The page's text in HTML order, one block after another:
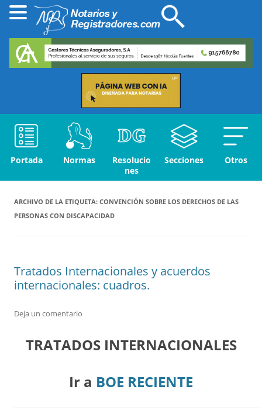
Portada Normas
Resolucio
nes
Secciones Otros
ARCHIVO DE LA ETIQUETA: CONVENCIÓN SOBRE LOS DERECHOS DE LAS
PERSONAS CON DISCAPACIDAD
Tratados Internacionales y acuerdos
internacionales: cuadros.
Deja un comentario
TRATADOS INTERNACIONALES
Ir a BOE RECIENTE